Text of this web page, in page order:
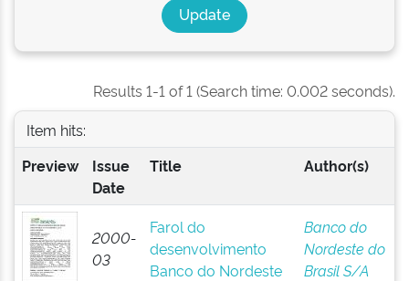
Results 1-1 of 1 (Search time: 0.002 seconds).
Item hits:
Preview
Issue
Date
Title Author(s)
2000-
03
Farol do
desenvolvimento
Banco do Nordeste
Banco do
Nordeste do
Brasil S/A